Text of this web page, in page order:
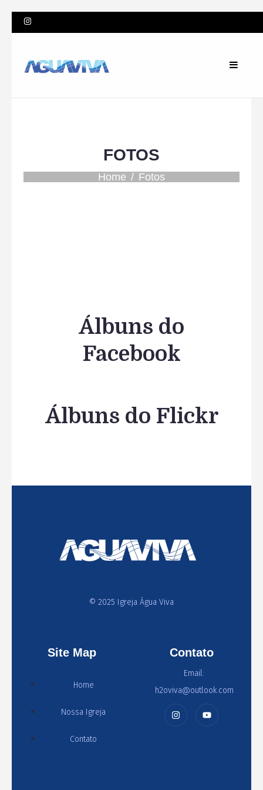
FOTOS
Home Fotos
Álbuns do
Facebook
Álbuns do Flickr
© 2025 Igreja Água Viva
Site Map
Home
Nossa Igreja
Contato
Contato
Email:
h2oviva@outlook.com